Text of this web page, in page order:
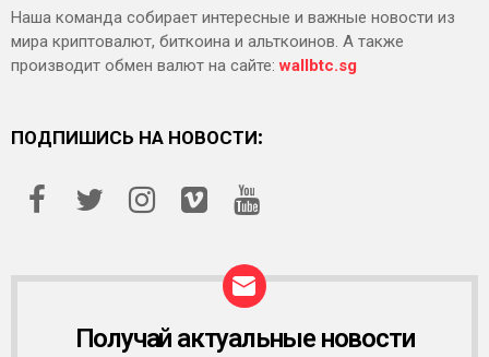
Наша команда собирает интересные и важные новости из
мира криптовалют, биткоина и альткоинов. А также
производит обмен валют на сайте:wallbtc.sg
ПОДПИШИСЬ НА НОВОСТИ:
Получай актуальные новости